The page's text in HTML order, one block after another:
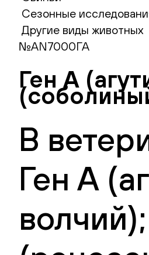
Сезонные
Другие виды животных
№AN7000ГА
Ген А
В
Ген А